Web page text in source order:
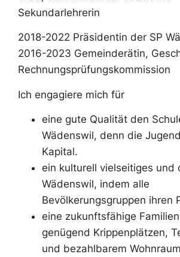
Sekundarlehrerin
2018-2022 Präsidentin der SP
2016-2023 Gemeinderätin,
Rechnungsprüfungskommission
Ich engagiere mich für
eine gute Qualität den
Wädenswil, denn die
Kapital.
ein kulturell vielseitiges und
Wädenswil, indem alle
Bevölkerungsgruppen ihren
eine zukunftsfähige
genügend Krippenplätzen,
und bezahlbarem